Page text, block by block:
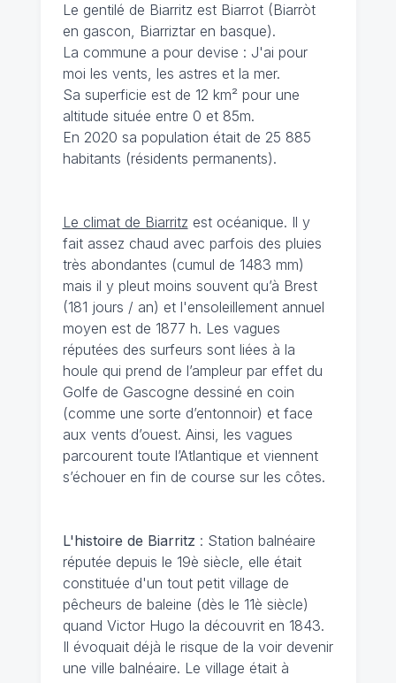
Le gentilé de Biarritz est Biarrot (Biarròt
en gascon, Biarriztar en basque).
La commune a pour devise : J'ai pour
moi les vents, les astres et la mer.
Sa superficie est de 12 km² pour une
altitude située entre 0 et 85m.
En 2020 sa population était de 25 885
habitants (résidents permanents).
Le climat de Biarritz est océanique. Il y
fait assez chaud avec parfois des pluies
très abondantes (cumul de 1483 mm)
mais il y pleut moins souvent qu’à Brest
(181 jours / an) et l'ensoleillement annuel
moyen est de 1877 h. Les vagues
réputées des surfeurs sont liées à la
houle qui prend de l’ampleur par effet du
Golfe de Gascogne dessiné en coin
(comme une sorte d’entonnoir) et face
aux vents d’ouest. Ainsi, les vagues
parcourent toute l’Atlantique et viennent
s’échouer en fin de course sur les côtes.
L'histoire de Biarritz : Station balnéaire
réputée depuis le 19è siècle, elle était
constituée d'un tout petit village de
pêcheurs de baleine (dès le 11è siècle)
quand Victor Hugo la découvrit en 1843.
Il évoquait déjà le risque de la voir devenir
une ville balnéaire. Le village était à